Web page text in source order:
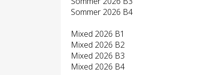
Sommer 2026 B4
Mixed 2026 B1
Mixed 2026 B2
Mixed 2026 B3
Mixed 2026 B4